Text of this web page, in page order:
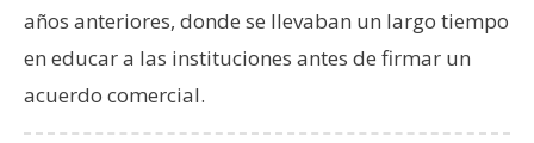
años anteriores, donde se llevaban un largo tiempo
en educar a las instituciones antes de firmar un
acuerdo comercial.